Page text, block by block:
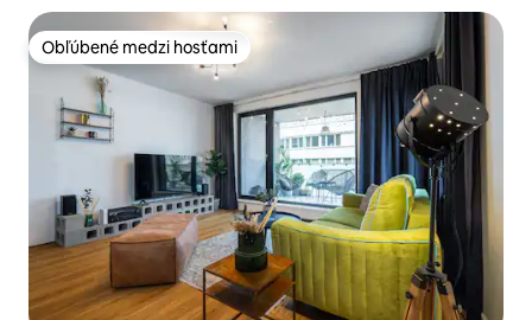
Obľúbené medzi hosťami
Obľúbené medzi hosťami